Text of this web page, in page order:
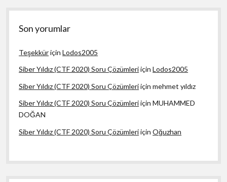
Son yorumlar
TeşekküriçinLodos2005
Siber Yıldız (CTF 2020) Soru ÇözümleriiçinLodos2005
Siber Yıldız (CTF 2020) Soru Çözümleriiçinmehmet yıldız
Siber Yıldız (CTF 2020) Soru ÇözümleriiçinMUHAMMED
DOĞAN
Siber Yıldız (CTF 2020) Soru ÇözümleriiçinOğuzhan